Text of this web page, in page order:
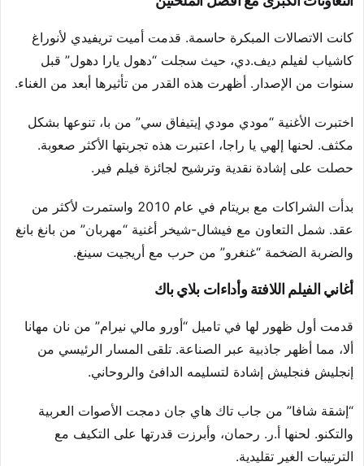
كانت الاتصالات المبكرة حاسمة. قدمت أميت تريفيدي لأنوراغ
كاشياب لفيلم ديف.دي، حيث سجلت “دهول يارا دهول” قبل
سنوات من الإصدار. أظهرت هذه القدر من تأثيرها أبعد من الغناء.
اختبرت الأغنية “مودي مودي إيتيفاق سي” من با، تنوعها بشكل
مكثف. لحنها إلهي يا راجا، اعتبرت هذه تجربتها الأكثر صعوبة.
حصلت على إشادة نقدية وترشيح لجائزة فيلم فير.
بدأت الشراكات مع بريتام في عام 2010 واستمرت لأكثر من
عقد. شمل التعاون مع فيشال-شيخر أغنية “مهربان” من بانغ بانغ
والضربة الضخمة “غنغرو” من حرب مع أريجيت سينغ.
أغاني الفيلم اللافتة وأداءات بلاي باك
قدمت أول ظهور لها في تاميل “أورو مالي نيرام” من نان مهانا
ألا، مما أظهر جاذبية عبر الصناعة. تلقى المسار الرئيسي من
إنجليش فنجليش إشادة لتسليمه الدافئ والروحاني.
“إشقة شافا” من جاب تاك هاي جان دمجت الأصوات العربية
والتكنو. لحنها أ.ر. رحمان، وأبرزت قدرتها على التكيف مع
الترتيبات الغير تقليدية.